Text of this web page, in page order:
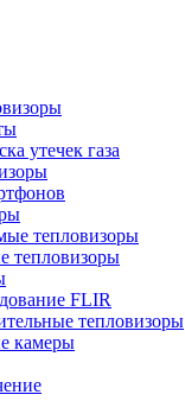
утечек газа
тепловизоры
тепловизоры
FLIR
тепловизоры
камеры